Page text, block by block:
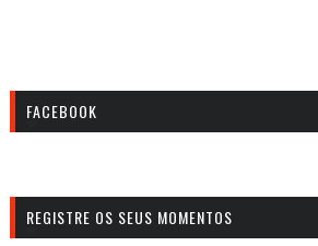
FACEBOOK
REGISTRE OS SEUS MOMENTOS